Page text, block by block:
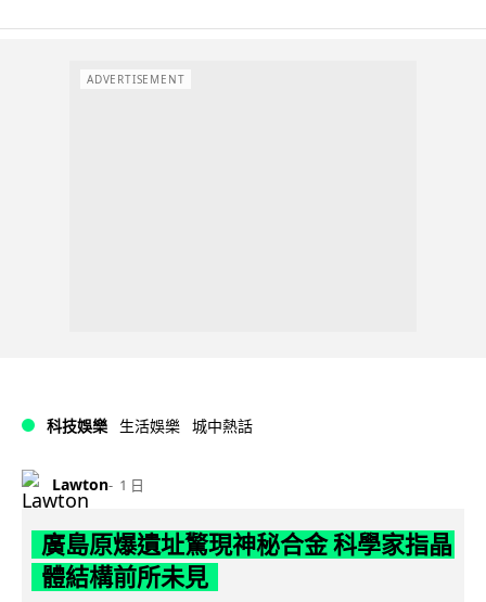
ADVERTISEMENT
科技娛樂 生活娛樂 城中熱話
Lawton 1 日
廣島原爆遺址驚現神秘合金 科學家指晶
體結構前所未見